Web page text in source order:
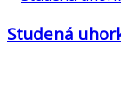
Studená